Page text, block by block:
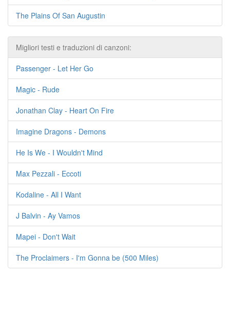
The Plains Of San Augustin
Migliori testi e traduzioni di canzoni:
Passenger - Let Her Go
Magic - Rude
Jonathan Clay - Heart On Fire
Imagine Dragons - Demons
He Is We - I Wouldn't Mind
Max Pezzali - Eccoti
Kodaline - All I Want
J Balvin - Ay Vamos
Mapei - Don't Wait
The Proclaimers - I'm Gonna be (500 Miles)